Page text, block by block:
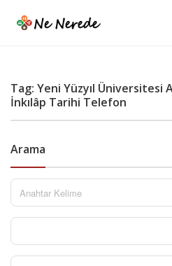
Tag: Yeni Yüzyıl
İnkılâp Tarihi Telefon
Arama